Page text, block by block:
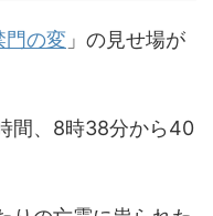
門の変 」の見せ場が
間、8時38分から40